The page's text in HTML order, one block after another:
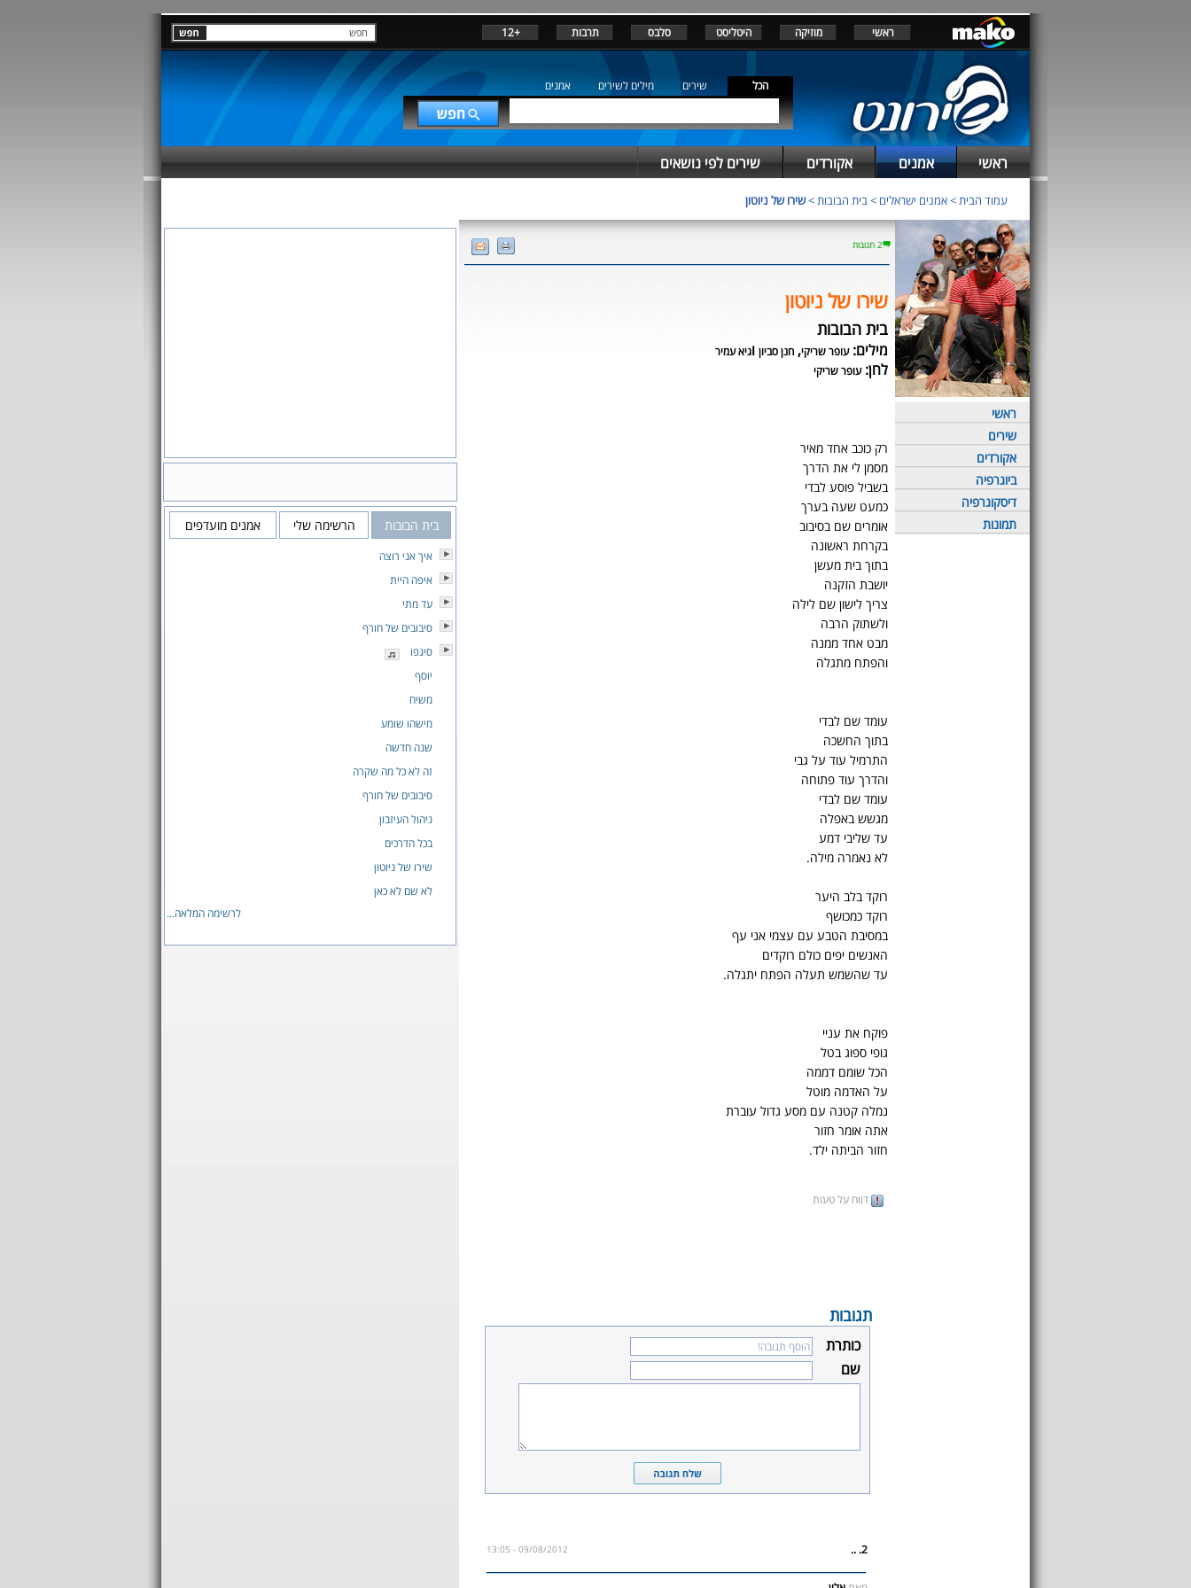
ראשי מוזיקה היטליסט סלבס תרבות +12
הכל שירים מילים לשירים אמנים
ראשי אמנים אקורדים שירים לפי נושאים
עמוד הבית>אמנים ישראלים >בית הבובות>שירו של ניוטון
ראשי
שירים
אקורדים
ביוגרפיה
דיסקוגרפיה
תמונות
2 תגובות
שירו של ניוטון
בית הבובות
מילים:עופר שריקי, חנן סביון וגיא עמיר
לחן:עופר שריקי
רק כוכב אחד מאיר
מסמן לי את הדרך
בשביל פוסע לבדי
כמעט שעה בערך
אומרים שם בסיבוב
בקרחת ראשונה
בתוך בית מעשן
יושבת הזקנה
צריך לישון שם לילה
ולשתוק הרבה
מבט אחד ממנה
והפתח מתגלה
עומד שם לבדי
בתוך החשכה
התרמיל עוד על גבי
והדרך עוד פתוחה
עומד שם לבדי
מגשש באפלה
עד שליבי דמע
לא נאמרה מילה.
רוקד בלב היער
רוקד כמכושף
במסיבת הטבע עם עצמי אני עף
האנשים יפים כולם רוקדים
עד שהשמש תעלה הפתח יתגלה.
פוקח את עניי
גופי ספוג בטל
הכל שומם דממה
על האדמה מוטל
נמלה קטנה עם מסע גדול עוברת
אתה אומר חזור
חזור הביתה ילד.
דווח על טעות
תגובות
כותרת
שם
2. ..
09/08/2012 - 13:05
בית הבובות הרשימה שלי אמנים מועדפים
איך אני רוצה
איפה היית
עד מתי
סיבובים של חורף
סיגפו
יוסף
משיח
מישהו שומע
שנה חדשה
זה לא כל מה שקרה
סיבובים של חורף
ניהול העיזבון
בכל הדרכים
שירו של ניוטון
לא שם לא כאן
לרשימה המלאה...